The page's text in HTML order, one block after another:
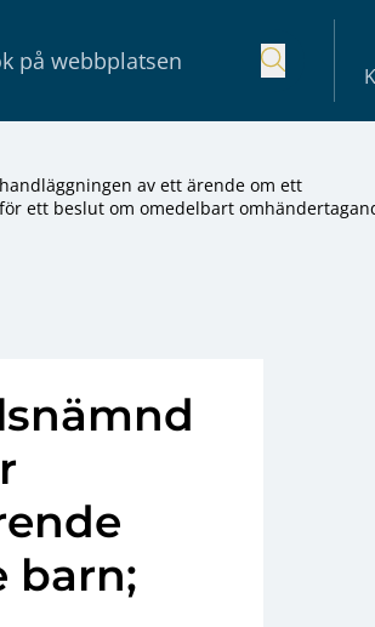
av ett ärende om ett
ett beslut om omedelbart
barn;